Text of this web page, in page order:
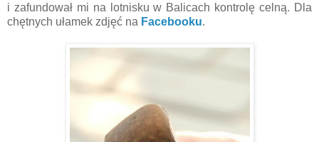
i zafundował mi na lotnisku w Balicach kontrolę celną. Dla
chętnych ułamek zdjęć na Facebooku.